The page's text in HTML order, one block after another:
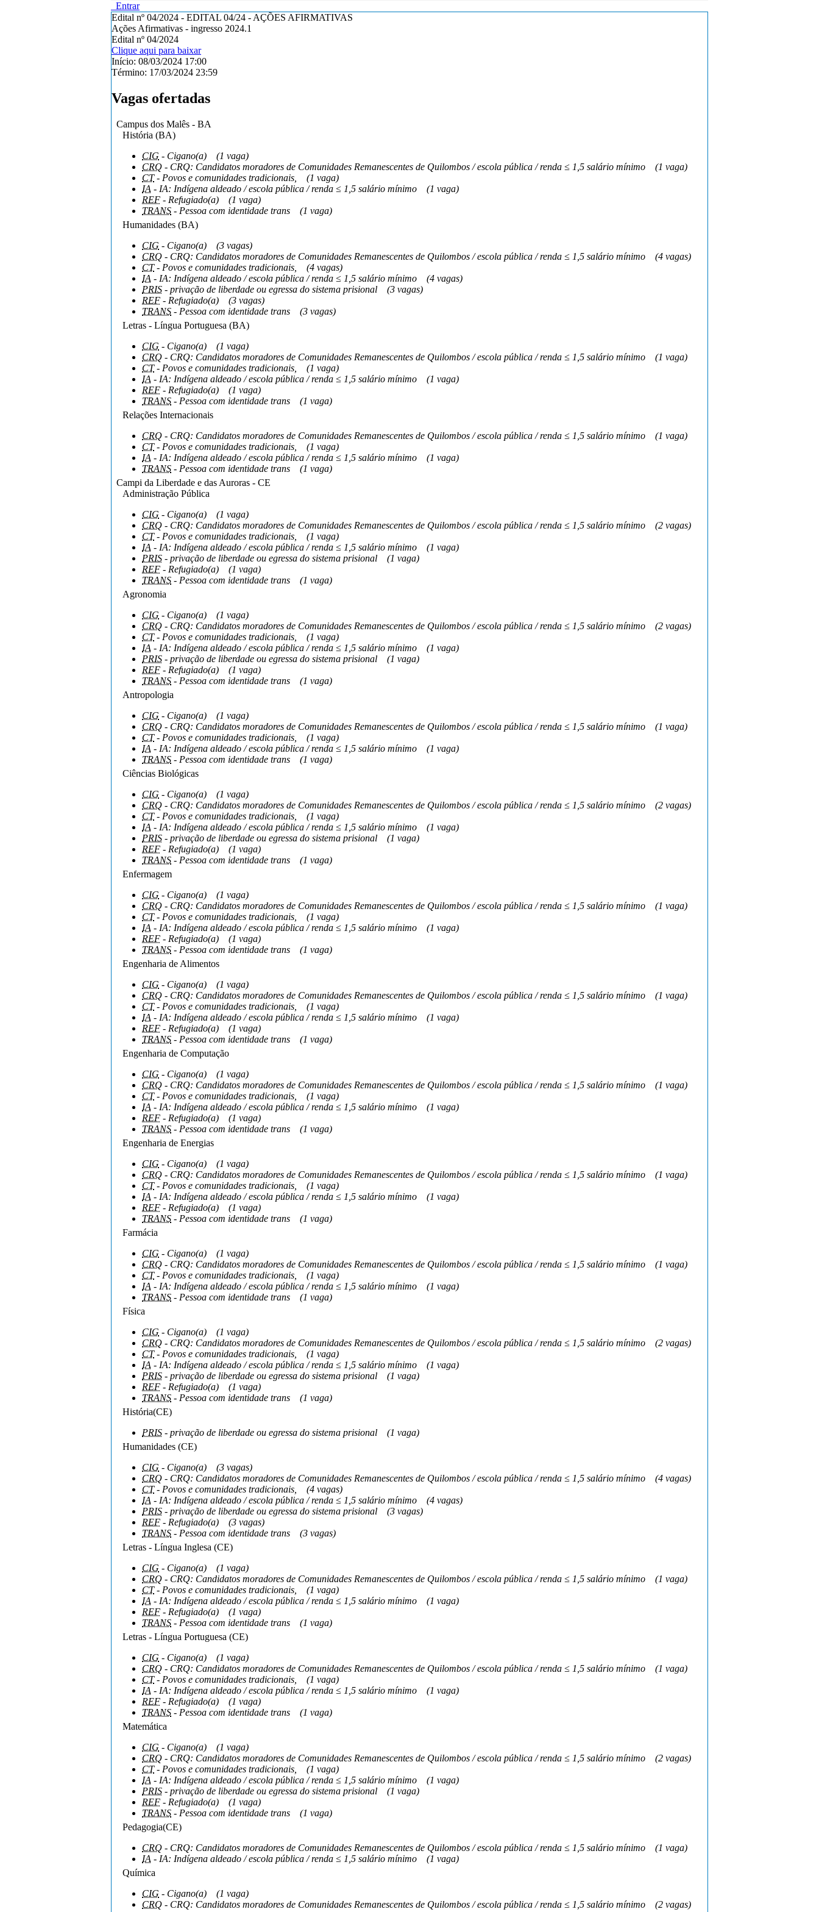
Entrar
Edital nº 04/2024 - EDITAL 04/24 - AÇÕES AFIRMATIVAS
Ações Afirmativas - ingresso 2024.1
Edital nº 04/2024
Clique aqui para baixar
Início: 08/03/2024 17:00
Término: 17/03/2024 23:59
Vagas ofertadas
Campus dos Malês - BA
História (BA)
CIG - Cigano(a)
(1 vaga)
CRQ - CRQ: Candidatos moradores de Comunidades Remanescentes de Quilombos / escola pública / renda ≤ 1,5 salário mínimo
(1 vaga)
CT- Povos e comunidades tradicionais,
(1 vaga)
IA - IA: Indígena aldeado / escola pública / renda ≤ 1,5 salário mínimo
(1 vaga)
REF - Refugiado(a)
(1 vaga)
TRANS - Pessoa com identidade trans
(1 vaga)
Humanidades (BA)
CIG - Cigano(a)
(3 vagas)
CRQ - CRQ: Candidatos moradores de Comunidades Remanescentes de Quilombos / escola pública / renda ≤ 1,5 salário mínimo
(4 vagas)
CT- Povos e comunidades tradicionais,
(4 vagas)
IA - IA: Indígena aldeado / escola pública / renda ≤ 1,5 salário mínimo
(4 vagas)
PRIS - privação de liberdade ou egressa do sistema prisional
(3 vagas)
REF - Refugiado(a)
(3 vagas)
TRANS - Pessoa com identidade trans
(3 vagas)
Letras - Língua Portuguesa (BA)
CIG - Cigano(a)
(1 vaga)
CRQ - CRQ: Candidatos moradores de Comunidades Remanescentes de Quilombos / escola pública / renda ≤ 1,5 salário mínimo
(1 vaga)
CT- Povos e comunidades tradicionais,
(1 vaga)
IA - IA: Indígena aldeado / escola pública / renda ≤ 1,5 salário mínimo
(1 vaga)
REF - Refugiado(a)
(1 vaga)
TRANS - Pessoa com identidade trans
(1 vaga)
Relações Internacionais
CRQ - CRQ: Candidatos moradores de Comunidades Remanescentes de Quilombos / escola pública / renda ≤ 1,5 salário mínimo
(1 vaga)
CT- Povos e comunidades tradicionais,
(1 vaga)
IA - IA: Indígena aldeado / escola pública / renda ≤ 1,5 salário mínimo
(1 vaga)
TRANS - Pessoa com identidade trans
(1 vaga)
Campi da Liberdade e das Auroras - CE
Administração Pública
CIG - Cigano(a)
(1 vaga)
CRQ - CRQ: Candidatos moradores de Comunidades Remanescentes de Quilombos / escola pública / renda ≤ 1,5 salário mínimo
(2 vagas)
CT- Povos e comunidades tradicionais,
(1 vaga)
IA - IA: Indígena aldeado / escola pública / renda ≤ 1,5 salário mínimo
(1 vaga)
PRIS - privação de liberdade ou egressa do sistema prisional
(1 vaga)
REF - Refugiado(a)
(1 vaga)
TRANS - Pessoa com identidade trans
(1 vaga)
Agronomia
CIG - Cigano(a)
(1 vaga)
CRQ - CRQ: Candidatos moradores de Comunidades Remanescentes de Quilombos / escola pública / renda ≤ 1,5 salário mínimo
(2 vagas)
CT- Povos e comunidades tradicionais,
(1 vaga)
IA - IA: Indígena aldeado / escola pública / renda ≤ 1,5 salário mínimo
(1 vaga)
PRIS - privação de liberdade ou egressa do sistema prisional
(1 vaga)
REF - Refugiado(a)
(1 vaga)
TRANS - Pessoa com identidade trans
(1 vaga)
Antropologia
CIG - Cigano(a)
(1 vaga)
CRQ - CRQ: Candidatos moradores de Comunidades Remanescentes de Quilombos / escola pública / renda ≤ 1,5 salário mínimo
(1 vaga)
CT- Povos e comunidades tradicionais,
(1 vaga)
IA - IA: Indígena aldeado / escola pública / renda ≤ 1,5 salário mínimo
(1 vaga)
TRANS - Pessoa com identidade trans
(1 vaga)
Ciências Biológicas
CIG - Cigano(a)
(1 vaga)
CRQ - CRQ: Candidatos moradores de Comunidades Remanescentes de Quilombos / escola pública / renda ≤ 1,5 salário mínimo
(2 vagas)
CT- Povos e comunidades tradicionais,
(1 vaga)
IA - IA: Indígena aldeado / escola pública / renda ≤ 1,5 salário mínimo
(1 vaga)
PRIS - privação de liberdade ou egressa do sistema prisional
(1 vaga)
REF - Refugiado(a)
(1 vaga)
TRANS - Pessoa com identidade trans
(1 vaga)
Enfermagem
CIG - Cigano(a)
(1 vaga)
CRQ - CRQ: Candidatos moradores de Comunidades Remanescentes de Quilombos / escola pública / renda ≤ 1,5 salário mínimo
(1 vaga)
CT- Povos e comunidades tradicionais,
(1 vaga)
IA - IA: Indígena aldeado / escola pública / renda ≤ 1,5 salário mínimo
(1 vaga)
REF - Refugiado(a)
(1 vaga)
TRANS - Pessoa com identidade trans
(1 vaga)
Engenharia de Alimentos
CIG - Cigano(a)
(1 vaga)
CRQ - CRQ: Candidatos moradores de Comunidades Remanescentes de Quilombos / escola pública / renda ≤ 1,5 salário mínimo
(1 vaga)
CT- Povos e comunidades tradicionais,
(1 vaga)
IA - IA: Indígena aldeado / escola pública / renda ≤ 1,5 salário mínimo
(1 vaga)
REF - Refugiado(a)
(1 vaga)
TRANS - Pessoa com identidade trans
(1 vaga)
Engenharia de Computação
CIG - Cigano(a)
(1 vaga)
CRQ - CRQ: Candidatos moradores de Comunidades Remanescentes de Quilombos / escola pública / renda ≤ 1,5 salário mínimo
(1 vaga)
CT- Povos e comunidades tradicionais,
(1 vaga)
IA - IA: Indígena aldeado / escola pública / renda ≤ 1,5 salário mínimo
(1 vaga)
REF - Refugiado(a)
(1 vaga)
TRANS - Pessoa com identidade trans
(1 vaga)
Engenharia de Energias
CIG - Cigano(a)
(1 vaga)
CRQ - CRQ: Candidatos moradores de Comunidades Remanescentes de Quilombos / escola pública / renda ≤ 1,5 salário mínimo
(1 vaga)
CT- Povos e comunidades tradicionais,
(1 vaga)
IA - IA: Indígena aldeado / escola pública / renda ≤ 1,5 salário mínimo
(1 vaga)
REF - Refugiado(a)
(1 vaga)
TRANS - Pessoa com identidade trans
(1 vaga)
Farmácia
CIG - Cigano(a)
(1 vaga)
CRQ - CRQ: Candidatos moradores de Comunidades Remanescentes de Quilombos / escola pública / renda ≤ 1,5 salário mínimo
(1 vaga)
CT- Povos e comunidades tradicionais,
(1 vaga)
IA - IA: Indígena aldeado / escola pública / renda ≤ 1,5 salário mínimo
(1 vaga)
TRANS - Pessoa com identidade trans
(1 vaga)
Física
CIG - Cigano(a)
(1 vaga)
CRQ - CRQ: Candidatos moradores de Comunidades Remanescentes de Quilombos / escola pública / renda ≤ 1,5 salário mínimo
(2 vagas)
CT- Povos e comunidades tradicionais,
(1 vaga)
IA - IA: Indígena aldeado / escola pública / renda ≤ 1,5 salário mínimo
(1 vaga)
PRIS - privação de liberdade ou egressa do sistema prisional
(1 vaga)
REF - Refugiado(a)
(1 vaga)
TRANS - Pessoa com identidade trans
(1 vaga)
História(CE)
PRIS - privação de liberdade ou egressa do sistema prisional
(1 vaga)
Humanidades (CE)
CIG - Cigano(a)
(3 vagas)
CRQ - CRQ: Candidatos moradores de Comunidades Remanescentes de Quilombos / escola pública / renda ≤ 1,5 salário mínimo
(4 vagas)
CT- Povos e comunidades tradicionais,
(4 vagas)
IA - IA: Indígena aldeado / escola pública / renda ≤ 1,5 salário mínimo
(4 vagas)
PRIS - privação de liberdade ou egressa do sistema prisional
(3 vagas)
REF - Refugiado(a)
(3 vagas)
TRANS - Pessoa com identidade trans
(3 vagas)
Letras - Língua Inglesa (CE)
CIG - Cigano(a)
(1 vaga)
CRQ - CRQ: Candidatos moradores de Comunidades Remanescentes de Quilombos / escola pública / renda ≤ 1,5 salário mínimo
(1 vaga)
CT- Povos e comunidades tradicionais,
(1 vaga)
IA - IA: Indígena aldeado / escola pública / renda ≤ 1,5 salário mínimo
(1 vaga)
REF - Refugiado(a)
(1 vaga)
TRANS - Pessoa com identidade trans
(1 vaga)
Letras - Língua Portuguesa (CE)
CIG - Cigano(a)
(1 vaga)
CRQ - CRQ: Candidatos moradores de Comunidades Remanescentes de Quilombos / escola pública / renda ≤ 1,5 salário mínimo
(1 vaga)
CT- Povos e comunidades tradicionais,
(1 vaga)
IA - IA: Indígena aldeado / escola pública / renda ≤ 1,5 salário mínimo
(1 vaga)
REF - Refugiado(a)
(1 vaga)
TRANS - Pessoa com identidade trans
(1 vaga)
Matemática
CIG - Cigano(a)
(1 vaga)
CRQ - CRQ: Candidatos moradores de Comunidades Remanescentes de Quilombos / escola pública / renda ≤ 1,5 salário mínimo
(2 vagas)
CT- Povos e comunidades tradicionais,
(1 vaga)
IA - IA: Indígena aldeado / escola pública / renda ≤ 1,5 salário mínimo
(1 vaga)
PRIS - privação de liberdade ou egressa do sistema prisional
(1 vaga)
REF - Refugiado(a)
(1 vaga)
TRANS - Pessoa com identidade trans
(1 vaga)
Pedagogia(CE)
CRQ - CRQ: Candidatos moradores de Comunidades Remanescentes de Quilombos / escola pública / renda ≤ 1,5 salário mínimo
(1 vaga)
IA - IA: Indígena aldeado / escola pública / renda ≤ 1,5 salário mínimo
(1 vaga)
Química
CIG - Cigano(a)
(1 vaga)
CRQ - CRQ: Candidatos moradores de Comunidades Remanescentes de Quilombos / escola pública / renda ≤ 1,5 salário mínimo
(2 vagas)